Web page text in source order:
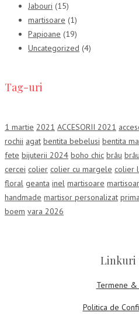
Jabouri (15)
martisoare (1)
Papioane (19)
Uncategorized (4)
Tag-uri
1 martie 2021 ACCESORII 2021
rochii agat bentita bebelusi bentita
fete bijuterii 2024 boho chic brâu
cercei colier colier cu margele colier
floral geanta inel martisoare
handmade martisor personalizat
boem vara 2026
Linkuri
Termene &
Politica de